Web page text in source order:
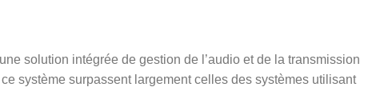
solution intégrée de gestion de l’audio et de la transmission
système surpassent largement celles des systèmes utilisant